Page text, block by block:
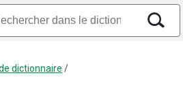
dictionnaire /